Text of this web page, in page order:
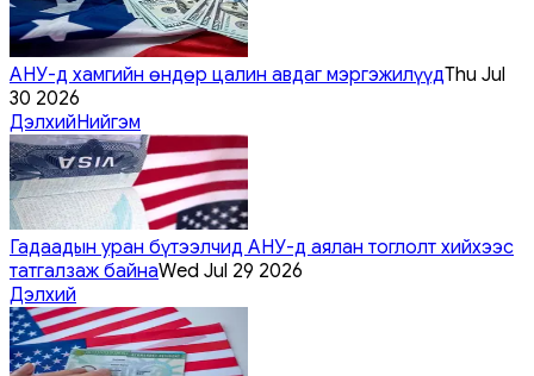
АНУ-д хамгийн өндөр цалин авдаг мэргэжилүүдThu Jul
30 2026
ДэлхийНийгэм
Гадаадын уран бүтээлчид АНУ-д аялан тоглолт хийхээс
татгалзаж байнаWed Jul 29 2026
Дэлхий